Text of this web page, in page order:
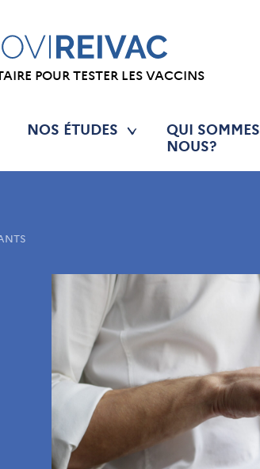
POUR TESTER LES VACCINS
NOS ÉTUDES
QUI SOMMES
NOUS?